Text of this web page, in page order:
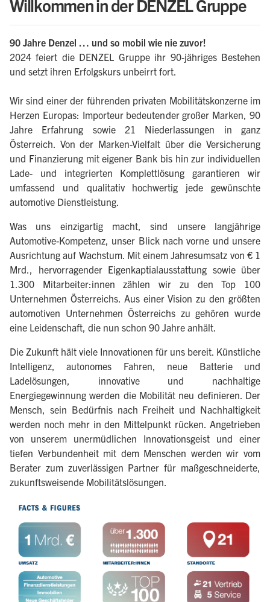
Willkommen in der DENZEL Gruppe
90 Jahre Denzel … und so mobil wie nie zuvor!
2024 feiert die DENZEL Gruppe ihr 90-jähriges Bestehen
und setzt ihren Erfolgskurs unbeirrt fort.
Wir sind einer der führenden privaten Mobilitätskonzerne im
Herzen Europas: Importeur bedeutender großer Marken, 90
Jahre Erfahrung sowie 21 Niederlassungen in ganz
Österreich. Von der Marken-Vielfalt über die Versicherung
und Finanzierung mit eigener Bank bis hin zur individuellen
Lade- und integrierten Komplettlösung garantieren wir
umfassend und qualitativ hochwertig jede gewünschte
automotive Dienstleistung.
Was uns einzigartig macht, sind unsere langjährige
Automotive-Kompetenz, unser Blick nach vorne und unsere
Ausrichtung auf Wachstum. Mit einem Jahresumsatz von € 1
Mrd., hervorragender Eigenkaptialausstattung sowie über
1.300 Mitarbeiter:innen zählen wir zu den Top 100
Unternehmen Österreichs. Aus einer Vision zu den größten
automotiven Unternehmen Österreichs zu gehören wurde
eine Leidenschaft, die nun schon 90 Jahre anhält.
Die Zukunft hält viele Innovationen für uns bereit. Künstliche
Intelligenz, autonomes Fahren, neue Batterie und
Ladelösungen, innovative und nachhaltige
Energiegewinnung werden die Mobilität neu definieren. Der
Mensch, sein Bedürfnis nach Freiheit und Nachhaltigkeit
werden noch mehr in den Mittelpunkt rücken. Angetrieben
von unserem unermüdlichen Innovationsgeist und einer
tiefen Verbundenheit mit dem Menschen werden wir vom
Berater zum zuverlässigen Partner für maßgeschneiderte,
zukunftsweisende Mobilitätslösungen.